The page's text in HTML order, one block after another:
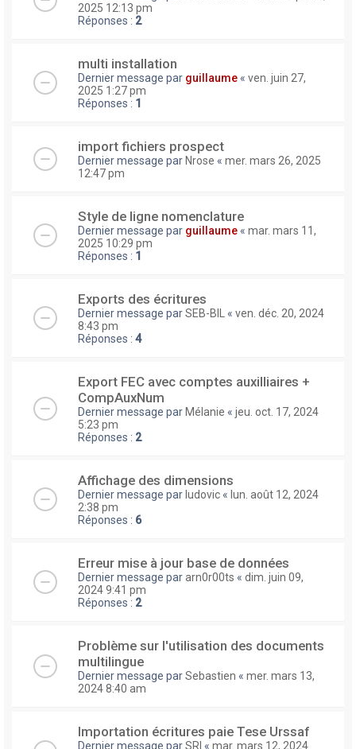
2025 12:13 pm
Réponses : 2
multi installation
Dernier message par guillaume « ven. juin 27,
2025 1:27 pm
Réponses : 1
import fichiers prospect
Dernier message par Nrose « mer. mars 26, 2025
12:47 pm
Style de ligne nomenclature
Dernier message par guillaume « mar. mars 11,
2025 10:29 pm
Réponses : 1
Exports des écritures
Dernier message parSEB-BIL « ven. déc. 20, 2024
8:43 pm
Réponses : 4
Export FEC avec comptes auxilliaires +
CompAuxNum
Dernier message par Mélanie « jeu. oct. 17, 2024
5:23 pm
Réponses : 2
Affichage des dimensions
Dernier message par ludovic « lun. août 12, 2024
2:38 pm
Réponses : 6
Erreur mise à jour base de données
Dernier message pararn0r00ts « dim. juin 09,
2024 9:41 pm
Réponses : 2
Problème sur l'utilisation des documents
multilingue
Dernier message parSebastien « mer. mars 13,
2024 8:40 am
Importation écritures paie Tese Urssaf
Dernier message parSRI « mar. mars 12, 2024